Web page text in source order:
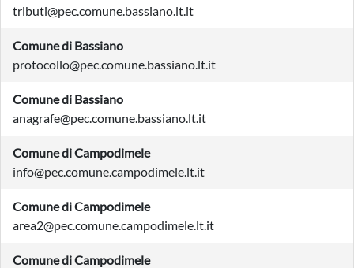
tributi@pec.comune.bassiano.lt.it
Comune di Bassiano
protocollo@pec.comune.bassiano.lt.it
Comune di Bassiano
anagrafe@pec.comune.bassiano.lt.it
Comune di Campodimele
info@pec.comune.campodimele.lt.it
Comune di Campodimele
area2@pec.comune.campodimele.lt.it
Comune di Campodimele